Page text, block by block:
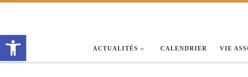
ACTUALITÉS CALENDRIER VIE
Ouvrir la barre d’outils